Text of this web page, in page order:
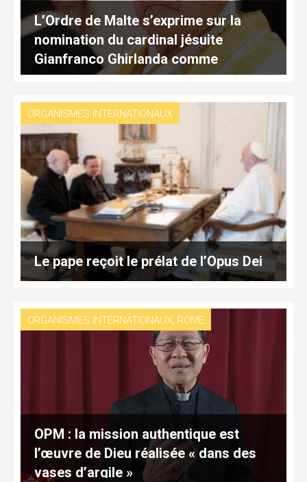
L’Ordre de Malte s’exprime sur la
nomination du cardinal jésuite
Gianfranco Ghirlanda comme
nouveau Cardinalis Patronus
ORGANISMES INTERNATIONAUX
Le pape reçoit le prélat de l’Opus Dei
ORGANISMES INTERNATIONAUX, ROME
OPM : la mission authentique est
l’œuvre de Dieu réalisée « dans des
vases d’argile »